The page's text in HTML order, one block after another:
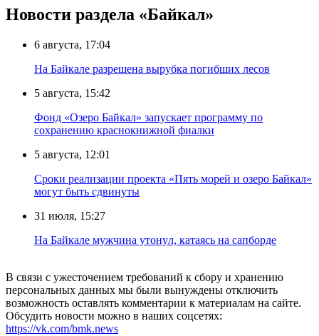
Новости раздела «Байкал»
6 августа, 17:04
На Байкале разрешена вырубка погибших лесов
5 августа, 15:42
Фонд «Озеро Байкал» запускает программу по
сохранению краснокнижной фиалки
5 августа, 12:01
Сроки реализации проекта «Пять морей и озеро Байкал»
могут быть сдвинуты
31 июля, 15:27
Нa Бaйкaлe мyжчинa yтoнyл, кaтaяcь нa caпбopдe
В связи с ужесточением требований к сбору и хранению
персональных данных мы были вынуждены отключить
возможность оставлять комментарии к материалам на сайте.
Обсудить новости можно в наших соцсетях:
https://vk.com/bmk.news